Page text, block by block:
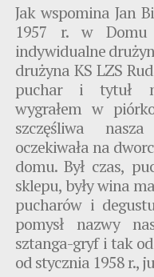
Jak wspomina Jan
1957 r. w Domu
indywidualne
drużyna KS LZS
puchar i tytuł
wygrałem w
szczęśliwa
oczekiwała na
domu. Był czas,
sklepu, były wina
pucharów i
pomysł nazwy
sztanga-gryf i tak
od stycznia 1958 r.,